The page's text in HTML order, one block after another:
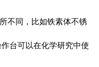
同，比如铁素体不锈
台可以在化学研究中使